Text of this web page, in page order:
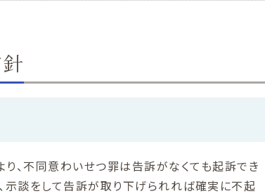
、不同意わいせつ罪は告訴がなくても起訴でき
示談をして告訴が取り下げられれば確実に不起